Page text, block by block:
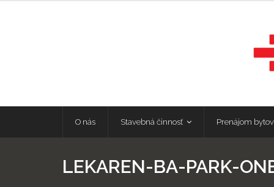
O nás Stavebná činnosť Prenájom
LEKAREN-BA-PARK-